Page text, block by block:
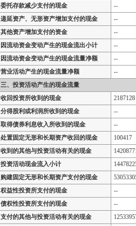
委托存款减少支付的现金
--
递延资产、无形资产增加支付的现金
--
其他资产增加支付的资金
--
因流动资金变动产生的现金流出小计
--
因流动资金变动产生的现金流量净额
--
营业活动产生的现金流量净额
--
三、投资活动产生的现金流量
收回投资所收到的现金
2187128
分得股利或利润所收到的现金
--
取得债券利息收入所收到的现金
--
处置固定无形和长期资产收回的现金
100417
收到的其他与投资活动有关的现金
投资活动现金流入小计
购建固定无形和长期资产支付的现金
权益性投资所支付的现金
--
债权性投资所支付的现金
--
支付的其他与投资活动有关的现金